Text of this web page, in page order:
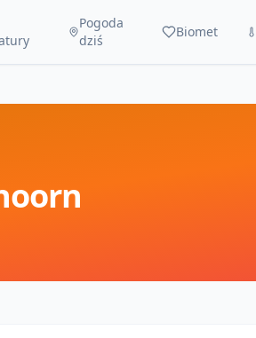
Pogoda
dziś
Biomet